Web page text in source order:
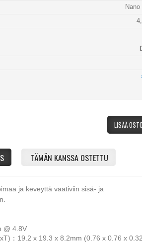
LISÄÄ
TÄMÄN KANSSA OSTETTU
ja keveyttä vaativiin sisä- ja
@ 4.8V
：19.2 x 19.3 x 8.2mm (0.76 x 0.76 x